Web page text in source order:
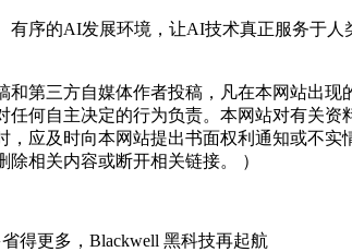
的AI发展环境，让AI技术真正服务于人
三方自媒体作者投稿，凡在本网站出现
何自主决定的行为负责。本网站对有关
应及时向本网站提出书面权利通知或不
相关内容或断开相关链接。 ）
更多，Blackwell 黑科技再起航